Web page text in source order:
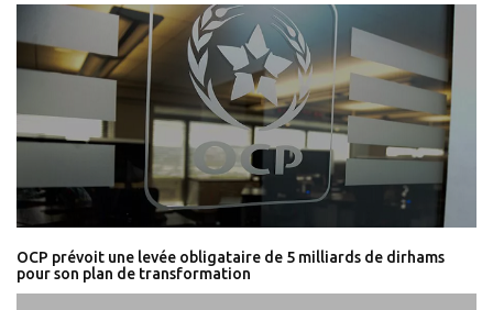
OCP prévoit une levée obligataire de 5 milliards de dirhams
pour son plan de transformation